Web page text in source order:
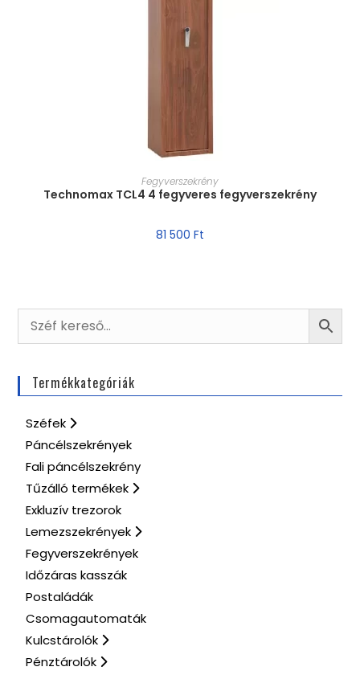
MÉRET VÁLASZTÁSA
Fegyverszekrény
Technomax TCL4 4 fegyveres fegyverszekrény
81 500 Ft
Termékkategóriák
Széfek
Páncélszekrények
Fali páncélszekrény
Tűzálló termékek
Exkluzív trezorok
Lemezszekrények
Fegyverszekrények
Időzáras kasszák
Postaládák
Csomagautomaták
Kulcstárolók
Pénztárolók